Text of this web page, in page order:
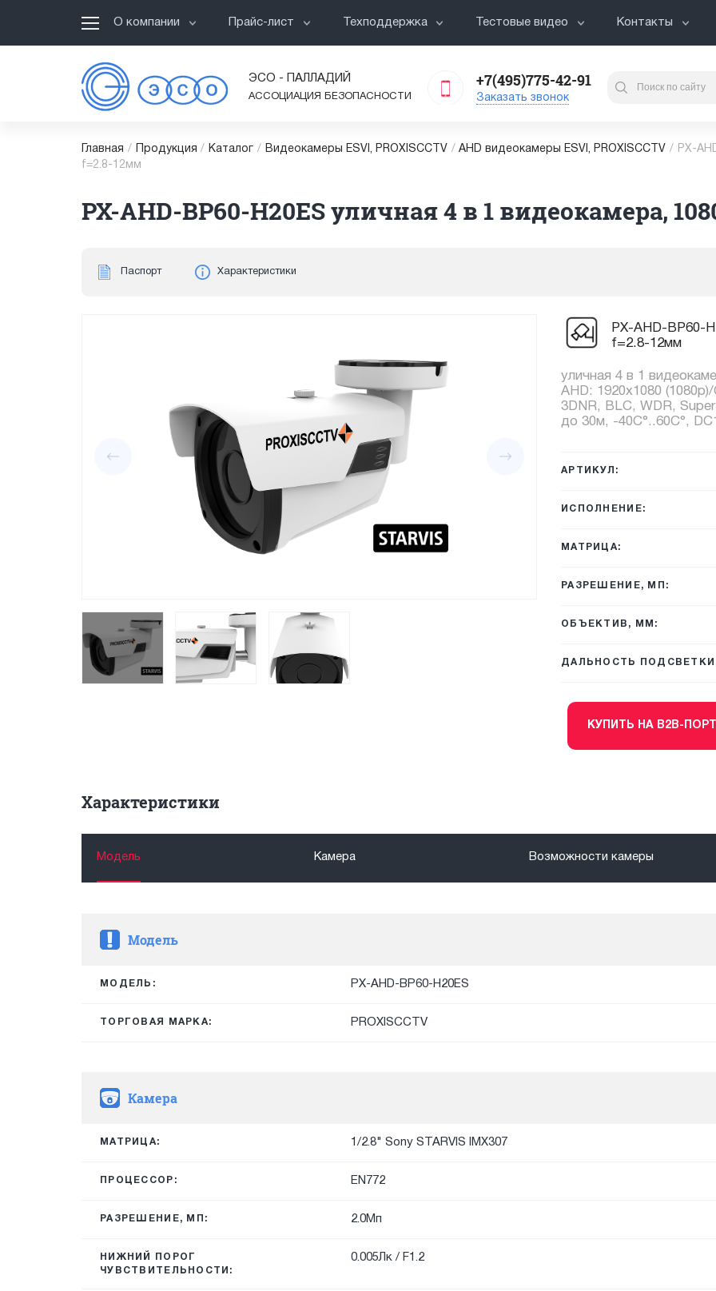
О компании Прайс-лист Техподдержка Тестовые видео Контакты
ЭСО - ПАЛЛАДИЙ
АССОЦИАЦИЯ БЕЗОПАСНОСТИ
+7(495)775-42-91
Заказать звонок
Главная / Продукция / Каталог / Видеокамеры ESVI, PROXISCCTV / AHD видеокамеры ESVI, PROXISCCTV /
PX-
f=2.8-12мм
PX-AHD-BP60-H20ES уличная 4 в 1 видеокамера,
Паспорт Характеристики
PX-AHD-BP60-
f=2.8-12мм
уличная 4 в 1
AHD: 1920x1080
3DNR, BLC, WDR,
до 30м, -40C°..60C°,
АРТИКУЛ:
ИСПОЛНЕНИЕ:
МАТРИЦА:
РАЗРЕШЕНИЕ, МП:
ОБЪЕКТИВ, ММ:
ДАЛЬНОСТЬ
КУПИТЬ НА B2B-
Характеристики
Модель Камера Возможности камеры
Модель
МОДЕЛЬ: PX-AHD-BP60-H20ES
ТОРГОВАЯ МАРКА: PROXISCCTV
Камера
МАТРИЦА: 1/2.8" Sony STARVIS IMX307
ПРОЦЕССОР: EN772
РАЗРЕШЕНИЕ, МП: 2.0Мп
НИЖНИЙ ПОРОГ
ЧУВСТВИТЕЛЬНОСТИ:
0.005Лк / F1.2